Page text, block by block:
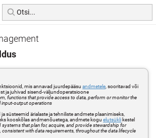
mis annavad juurdepääsuandmetele , sooritavad või
ja juhivad sisend-väljundoperatsioone
functions that provide access to data, perform or monitor the
input-output operations
süsteemid ärialaste ja tehniliste andmete plaanimiseks,
kooskõlas andmenõuetega, andmete koguelutsükli kestel
that plan for, acquire, and provide stewardship for
consistent with data requirements, throughout the data lifecycle